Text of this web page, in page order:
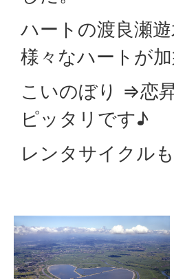
ハートの渡良瀬
様々なハートが
こいのぼり ⇒恋
ピッタリです♪
レンタサイクル